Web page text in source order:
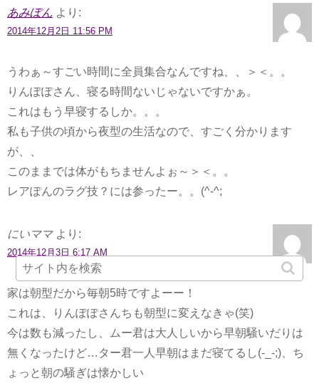
あみぽん より:
2014年12月2日 11:56 PM
うわぁ～すごい時間に全員集合なんですね、、＞＜。。
りんぽぽさん、寝る時間ないじゃないですかぁ。
これはもう早寝するしか。。。
私も子供の頃から夜型の生活なので、すごく分かります
が、、
このままでは体がもちませんよぉ～＞＜。。
レアぽんのラグ技？には参ったー。。(^-^;
にいママ より:
2014年12月3日 6:17 AM
家は朝型だから毎朝5時ですよーー！
これは、りんぽぽさんちも朝型に変えなきゃ(笑)
今は数も減ったし、ムー君は大人しいから早朝騒いだりは
無くなったけど…ター君一人早朝はまだ寝てるし(-_-;)、ち
ょっと朝の騒ぎは懐かしい